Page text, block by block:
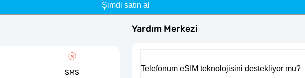
Şimdi satın al
SMS
Yardım Merkezi
Telefonum eSIM teknolojisini destekliyor mu?